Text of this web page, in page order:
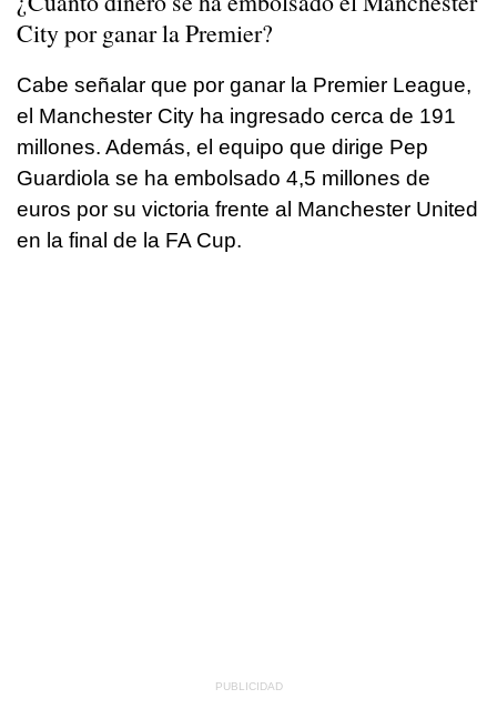
City por ganar la Premier?
Cabe señalar que por ganar la Premier League,
el Manchester City ha ingresado cerca de 191
millones. Además, el equipo que dirige Pep
Guardiola se ha embolsado 4,5 millones de
euros por su victoria frente al Manchester United
en la final de la FA Cup.